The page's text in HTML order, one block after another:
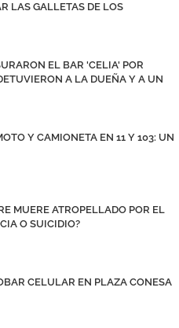
LAS GALLETAS DE LOS
EL BAR 'CELIA' POR
A LA DUEÑA Y A UN
Y CAMIONETA EN 11 Y 103: UN
MUERE ATROPELLADO POR EL
O SUICIDIO?
CELULAR EN PLAZA CONESA